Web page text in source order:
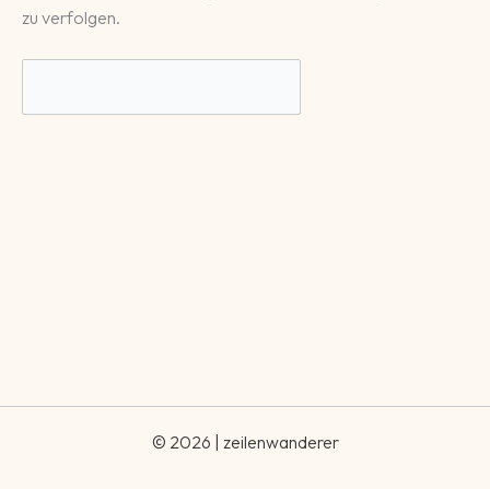
zu verfolgen.
© 2026 | zeilenwanderer